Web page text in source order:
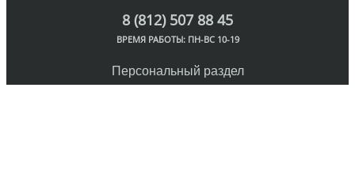
8 (812) 507 88 45
ВРЕМЯ РАБОТЫ: ПН-ВС 10-19
Персональный раздел